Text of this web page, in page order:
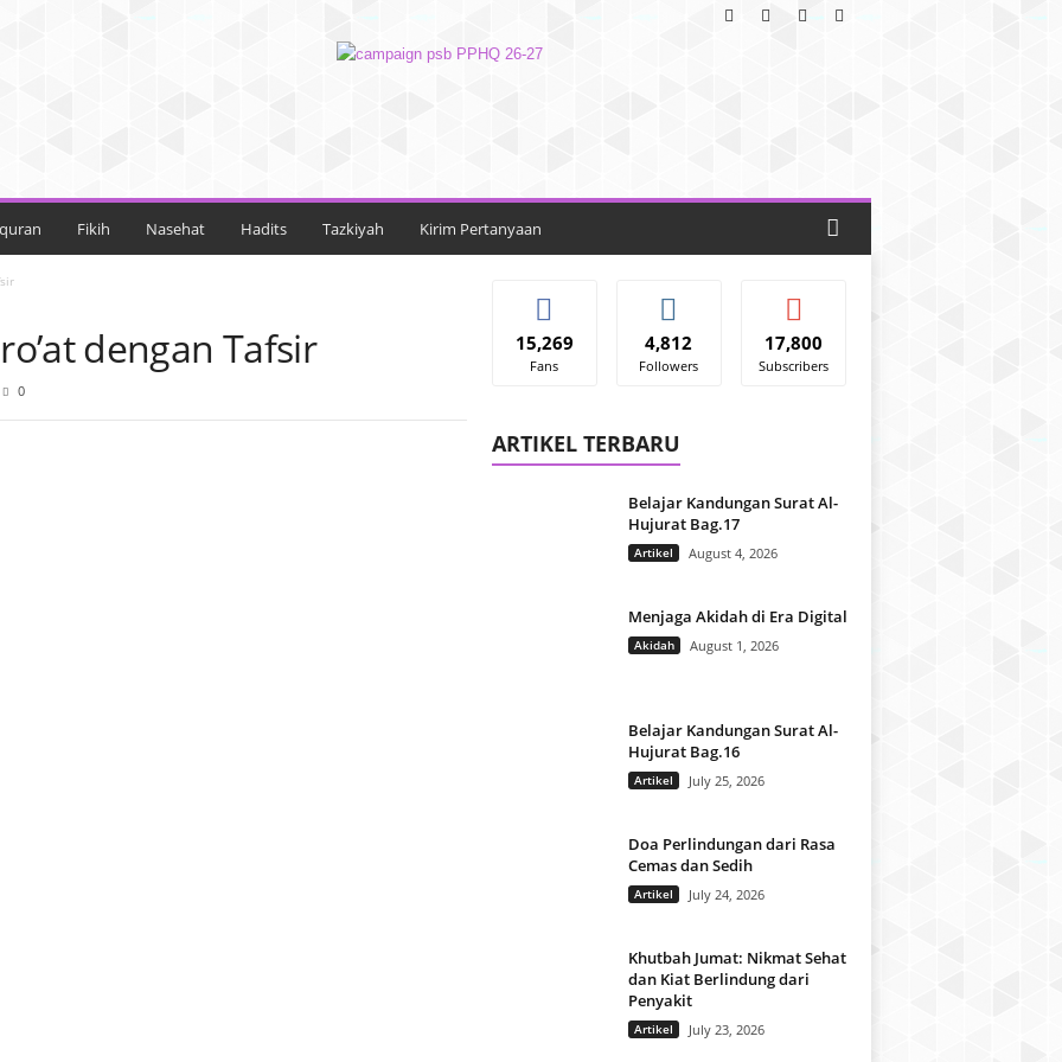
Fikih Nasehat Hadits Tazkiyah Kirim Pertanyaan
dengan Tafsir
0
15,269
Fans
4,812
Followers
17,800
Subscribers
ARTIKEL TERBARU
Belajar Kandungan Surat Al-
Hujurat Bag.17
Artikel August 4, 2026
Menjaga Akidah di Era Digital
Akidah August 1, 2026
Belajar Kandungan Surat Al-
Hujurat Bag.16
Artikel July 25, 2026
Doa Perlindungan dari Rasa
Cemas dan Sedih
Artikel July 24, 2026
Khutbah Jumat: Nikmat Sehat
dan Kiat Berlindung dari
Penyakit
Artikel July 23, 2026